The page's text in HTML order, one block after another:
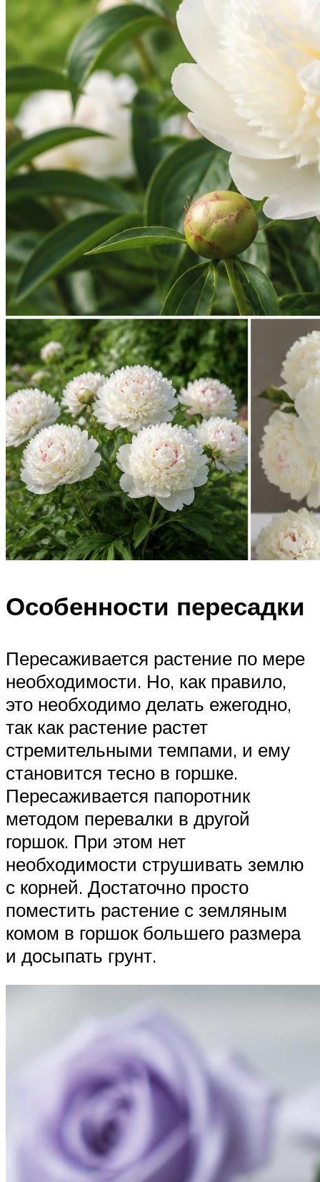
Особенности пересадки
Пересаживается растение по мере
необходимости. Но, как правило,
это необходимо делать ежегодно,
так как растение растет
стремительными темпами, и ему
становится тесно в горшке.
Пересаживается папоротник
методом перевалки в другой
горшок. При этом нет
необходимости струшивать землю
с корней. Достаточно просто
поместить растение с земляным
комом в горшок большего размера
и досыпать грунт.